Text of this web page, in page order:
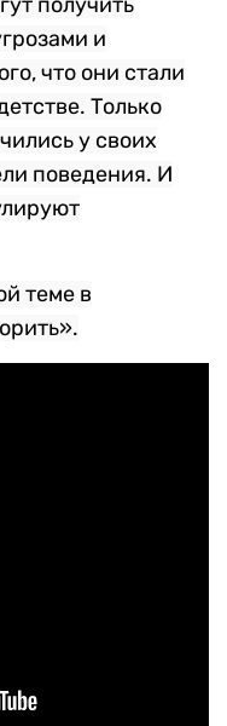
и
что они стали
Только
у своих
поведения. И
теме в